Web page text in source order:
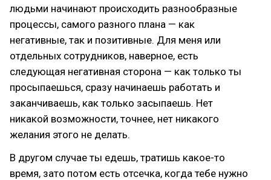
людьми начинают происходить разнообразные
процессы, самого разного плана — как
негативные, так и позитивные. Для меня или
отдельных сотрудников, наверное, есть
следующая негативная сторона — как только ты
просыпаешься, сразу начинаешь работать и
заканчиваешь, как только засыпаешь. Нет
никакой возможности, точнее, нет никакого
желания этого не делать.
В другом случае ты едешь, тратишь какое-то
время, зато потом есть отсечка, когда тебе нужно